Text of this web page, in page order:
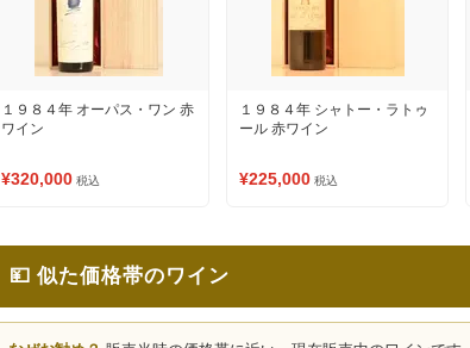
１９８４年 オーパス・ワン 赤
ワイン
¥320,000 税込
１９８４年 シャトー・ラトゥ
ール 赤ワイン
¥225,000 税込
💴 似た価格帯のワイン